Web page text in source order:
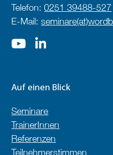
Telefon:0251 39488-527
E-Mail:
Auf einen Blick
Seminare
TrainerInnen
Referenzen
Teilnehmerstimmen